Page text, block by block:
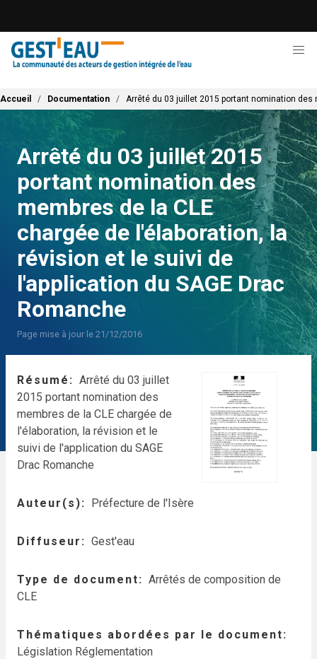
contenu
principal
Fil d'Ariane
Accueil Documentation Arrêté du 03 juillet 2015 portant nomination des
Arrêté du 03 juillet 2015
portant nomination des
membres de la CLE
chargée de l'élaboration, la
révision et le suivi de
l'application du SAGE Drac
Romanche
Page mise à jour le 21/12/2016
Résumé
Arrêté du 03 juillet
2015 portant nomination des
membres de la CLE chargée de
l'élaboration, la révision et le
suivi de l'application du SAGE
Drac Romanche
Auteur(s) Préfecture de l'Isère
Diffuseur Gest'eau
Type de document
Arrêtés de composition de
CLE
Thématiques abordées par le document
Législation Réglementation